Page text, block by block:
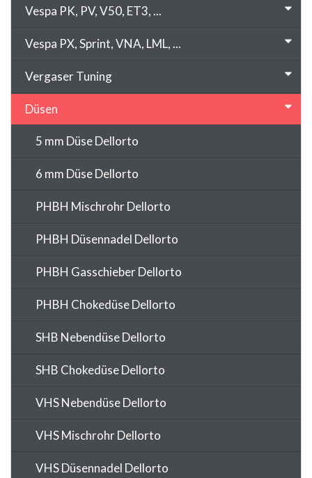
Vespa PK, PV, V50, ET3, ...
Vespa PX, Sprint, VNA, LML, ...
Vergaser Tuning
Düsen
5 mm Düse Dellorto
6 mm Düse Dellorto
PHBH Mischrohr Dellorto
PHBH Düsennadel Dellorto
PHBH Gasschieber Dellorto
PHBH Chokedüse Dellorto
SHB Nebendüse Dellorto
SHB Chokedüse Dellorto
VHS Nebendüse Dellorto
VHS Mischrohr Dellorto
VHS Düsennadel Dellorto